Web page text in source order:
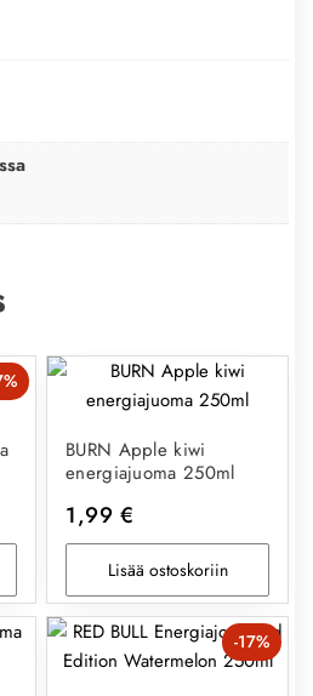
€.
BURN Apple kiwi
energiajuoma 250ml
1,99 €
Lisää ostoskoriin
-17%